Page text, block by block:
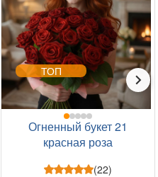
ТОП
Огненный букет 21
красная роза
(22)